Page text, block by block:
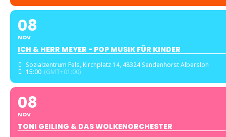
08
NOV
ICH & HERR MEYER - POP MUSIK FÜR KINDER
Sozialzentrum Fels, Kirchplatz 14, 48324 Sendenhorst Albersloh
15:00 (GMT+01:00)
08
NOV
TONI GEILING & DAS WOLKENORCHESTER